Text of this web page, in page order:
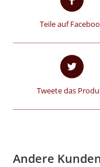
Teile auf
Tweete das
Andere